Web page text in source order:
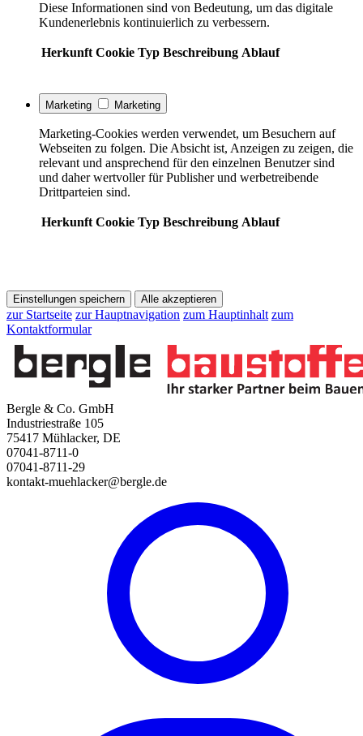
Diese Informationen sind von Bedeutung, um das digitale
Kundenerlebnis kontinuierlich zu verbessern.
Herkunft Cookie Typ Beschreibung Ablauf
Marketing Marketing
Marketing-Cookies werden verwendet, um Besuchern auf
Webseiten zu folgen. Die Absicht ist, Anzeigen zu zeigen, die
relevant und ansprechend für den einzelnen Benutzer sind
und daher wertvoller für Publisher und werbetreibende
Drittparteien sind.
Herkunft Cookie Typ Beschreibung Ablauf
Einstellungen speichern Alle akzeptieren
zur Startseite zur Hauptnavigation zum Hauptinhalt zum
Kontaktformular
Bergle & Co. GmbH
Industriestraße 105
75417 Mühlacker, DE
07041-8711-0
07041-8711-29
kontakt-muehlacker@bergle.de